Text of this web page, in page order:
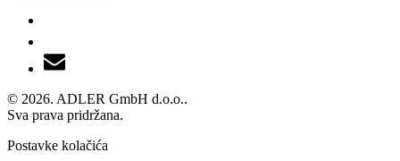
© 2026. ADLER GmbH d.o.o..
Sva prava pridržana.
Postavke kolačića